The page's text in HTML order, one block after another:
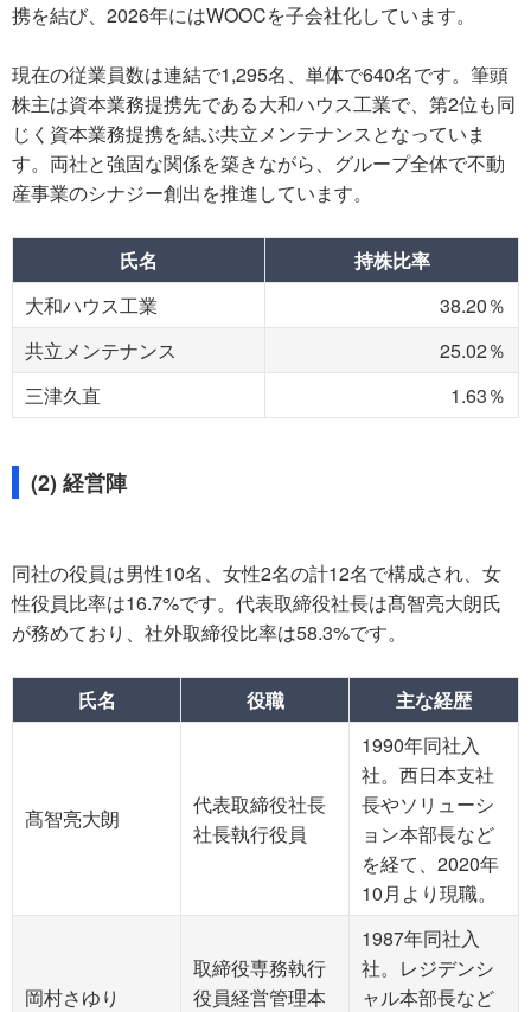
携を結び、2026年にはWOOCを子会社化しています。
現在の従業員数は連結で1,295名、単体で640名です。筆頭
株主は資本業務提携先である大和ハウス工業で、第2位も同
じく資本業務提携を結ぶ共立メンテナンスとなっていま
す。両社と強固な関係を築きながら、グループ全体で不動
産事業のシナジー創出を推進しています。
氏名
持株比率
大和ハウス工業
38.20％
共立メンテナンス
25.02％
三津久直
1.63％
(2) 経営陣
同社の役員は男性10名、女性2名の計12名で構成され、女
性役員比率は16.7%です。代表取締役社長は髙智亮大朗氏
が務めており、社外取締役比率は58.3%です。
氏名 役職 主な経歴
髙智亮大朗
代表取締役社長
社長執行役員
1990年同社入
社。西日本支社
長やソリューシ
ョン本部長など
を経て、2020年
10月より現職。
岡村さゆり
取締役専務執行
役員経営管理本
1987年同社入
社。レジデンシ
ャル本部長など